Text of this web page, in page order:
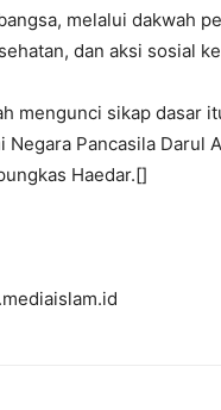
melalui dakwah
dan aksi sosial
mengunci sikap dasar
Negara Pancasila Darul
Haedar.[]